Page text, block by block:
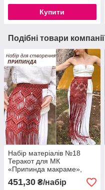
Купити
Подібні товари компанії
Набір матеріалів №18
Теракот для МК
«Припинда макраме»,
Декоративний фартух в
українському стилі
451,30 ₴/набір